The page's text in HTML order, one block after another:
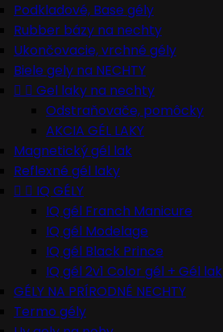
Podkladové, Base gély
Rubber bázy na nechty
Ukončovacie, vrchné gély
Biele gely na NECHTY
  Gel laky na nechty
Odstraňovače, pomôcky
AKCIA GÉL LAKY
Magnetický gél lak
Reflexné gél laky
  IQ GÉLY
IQ gél Franch Manicure
IQ gél Modelage
IQ gél Black Prince
IQ gél 2v1 Color gél + Gél lak
GÉLY NA PRÍRODNÉ NECHTY
Termo gély